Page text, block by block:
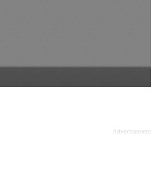
Advertisement